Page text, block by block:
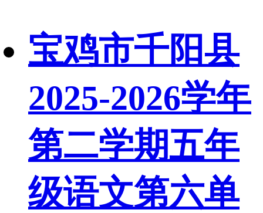
宝鸡市千阳县
2025-2026学年
第二学期五年
级语文第六单